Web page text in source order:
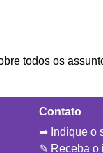
todos os
Contato
➦ Indique o
✎ Receba o